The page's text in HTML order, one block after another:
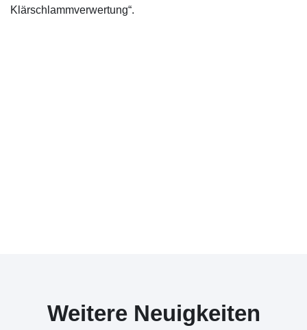
Klärschlammverwertung“.
Weitere Neuigkeiten